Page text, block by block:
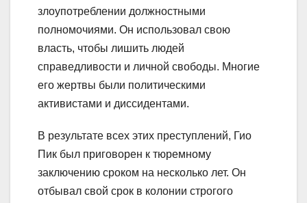
злоупотреблении должностными
полномочиями. Он использовал свою
власть, чтобы лишить людей
справедливости и личной свободы. Многие
его жертвы были политическими
активистами и диссидентами.
В результате всех этих преступлений, Гио
Пик был приговорен к тюремному
заключению сроком на несколько лет. Он
отбывал свой срок в колонии строгого